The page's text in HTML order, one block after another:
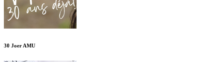
30 Joer AMU